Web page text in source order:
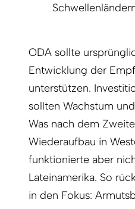
ODA sollte
Entwicklung der
unterstützen.
sollten Wachstum
Was nach dem
Wiederaufbau in
funktionierte aber
Lateinamerika. So
in den Fokus: